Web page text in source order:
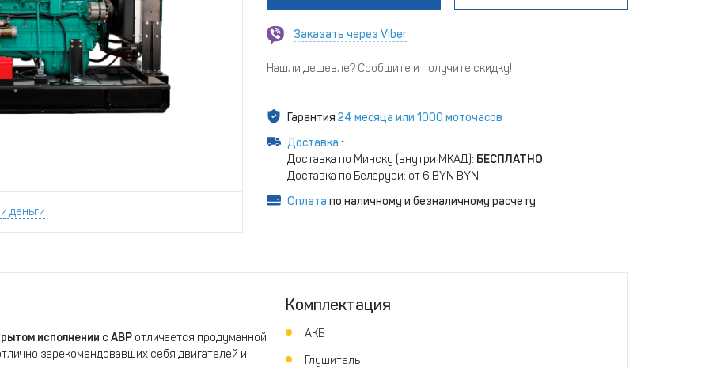
деньги
Заказать через Viber
Нашли дешевле? Сообщите и получите скидку!
Гарантия 24 месяца или 1000 моточасов
Доставка :
Доставка по Минску (внутри МКАД): БЕСПЛАТНО
Доставка по Беларуси: от 6 BYN BYN
Оплата по наличному и безналичному расчету
исполнении с АВР отличается продуманной
зарекомендовавших себя двигателей и
Комплектация
АКБ
Глушитель